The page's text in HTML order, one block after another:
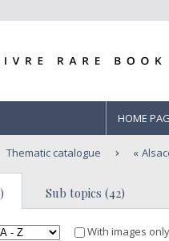
HOME
Thematic catalogue
Sub topics (42)
With images only